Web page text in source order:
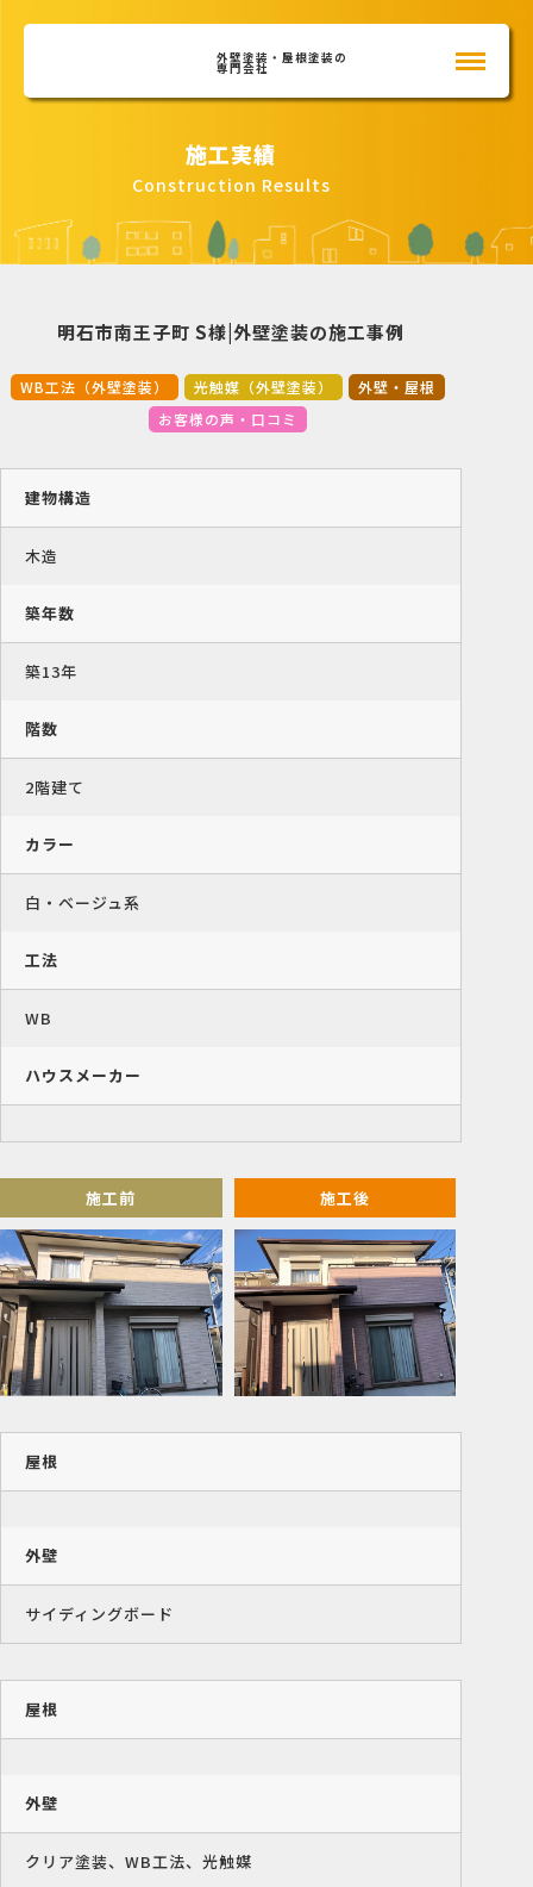
外壁塗装・屋根塗装の
専門会社
施工実績
Construction Results
明石市南王子町 S様|外壁塗装の施工事例
WB工法（外壁塗装） 光触媒（外壁塗装）
外壁・屋根
お客様の声・口コミ
建物構造
木造
築年数
築13年
階数
2階建て
カラー
白・ベージュ系
工法
WB
ハウスメーカー
施工前 施工後
屋根
外壁
サイディングボード
屋根
外壁
クリア塗装、WB工法、光触媒